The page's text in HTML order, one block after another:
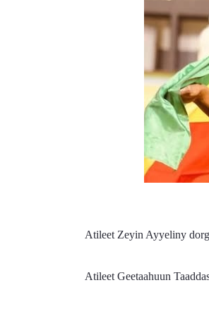
Atileet Zeyin Ayyeliny
Atileet Geetaahuun